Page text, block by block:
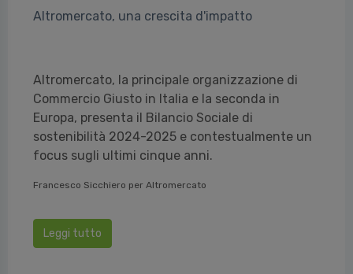
Altromercato, una crescita d'impatto
Altromercato, la principale organizzazione di
Commercio Giusto in Italia e la seconda in
Europa, presenta il Bilancio Sociale di
sostenibilità 2024-2025 e contestualmente un
focus sugli ultimi cinque anni.
Francesco Sicchiero per Altromercato
Leggi tutto